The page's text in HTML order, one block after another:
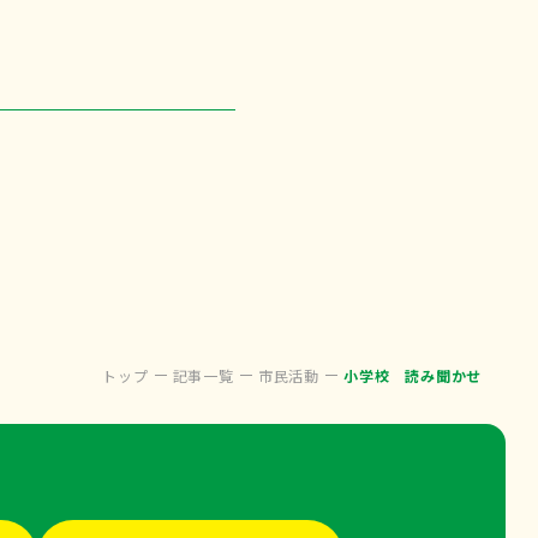
トップ 記事一覧 市民活動 小学校 読み聞かせ